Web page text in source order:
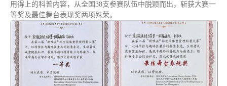
用得上的科普内容，从全国38支参赛队伍中脱颖而出，斩获大赛一
等奖及最佳舞台表现奖两项殊荣。